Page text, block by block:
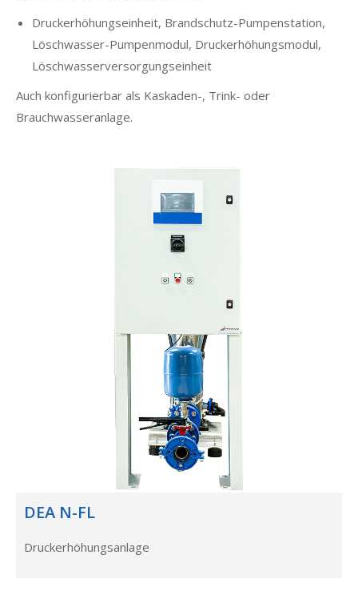
Druckerhöhungseinheit, Brandschutz-Pumpenstation,
Löschwasser-Pumpenmodul, Druckerhöhungsmodul,
Löschwasserversorgungseinheit
Auch konfigurierbar als Kaskaden-, Trink- oder
Brauchwasseranlage.
DEA N-FL
Druckerhöhungsanlage